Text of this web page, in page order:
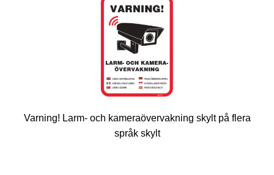
Varning! Larm- och kameraövervakning skylt på flera
språk skylt